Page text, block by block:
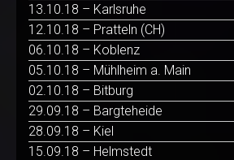
13.10.18 – Karlsruhe
12.10.18 – Pratteln (CH)
06.10.18 – Koblenz
05.10.18 – Mühlheim a. Main
02.10.18 – Bitburg
29.09.18 – Bargteheide
28.09.18 – Kiel
15.09.18 – Helmstedt